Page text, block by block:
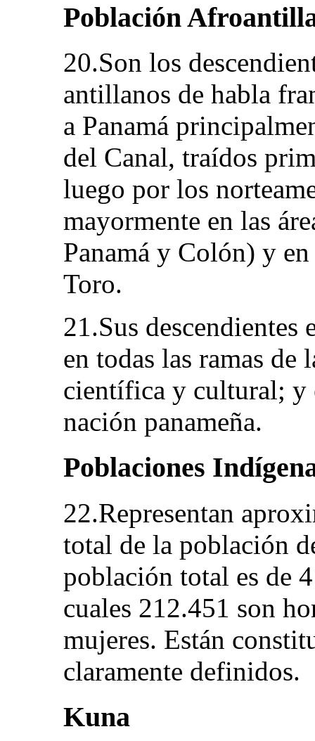
Población
20.Son los
antillanos de habla
a Panamá
del Canal, traídos
luego por los
mayormente en las
Panamá y Colón) y
Toro.
21.Sus descendientes
en todas las ramas
científica y cultural; y
nación panameña.
Poblaciones
22.Representan
total de la población
población total es de
cuales 212.451 son
mujeres. Están
claramente definidos.
Kuna